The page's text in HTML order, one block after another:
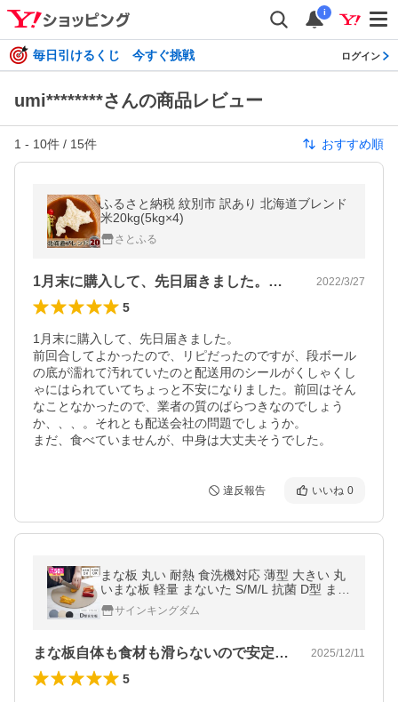
i
毎日引けるくじ 今すぐ挑戦 ログイン
umi********さんの商品レビュー
1 - 10件 / 15件 おすすめ順
ふるさと納税 紋別市 訳あり 北海道ブレンド
米20kg(5kg×4)
さとふる
1月末に購入して、先日届きました。前回… 2022/3/27
5
1月末に購入して、先日届きました。
前回合してよかったので、リピだったのですが、段ボール
の底が濡れて汚れていたのと配送用のシールがくしゃくし
ゃにはられていてちょっと不安になりました。前回はそん
なことなかったので、業者の質のばらつきなのでしょう
か、、、。それとも配送会社の問題でしょうか。
まだ、食べていませんが、中身は大丈夫そうでした。
違反報告 いいね 0
まな板 丸い 耐熱 食洗機対応 薄型 大きい 丸
いまな板 軽量 まないた S/M/L 抗菌 D型 まな
板 ゴム 滑らない スリム 半円 多機能 アウト
ドア カッティングボード
サインキングダム
まな板自体も食材も滑らないので安定して… 2025/12/11
5